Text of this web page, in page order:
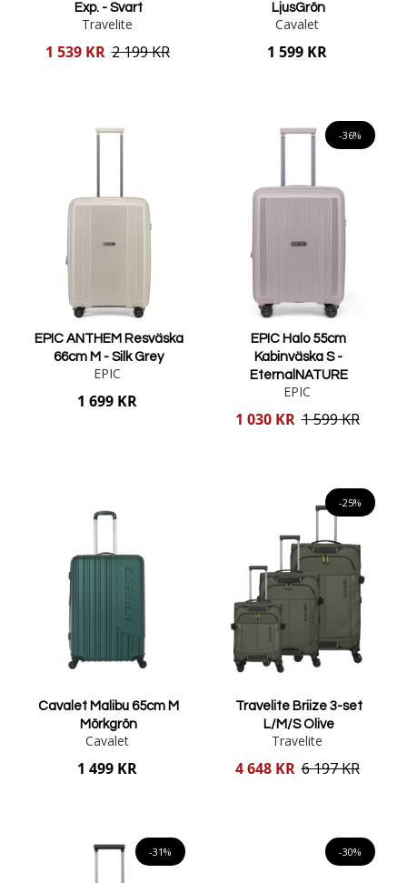
Exp. - Svart
Travelite
Reducerat
1 539 KR 2 199 KR
LjusGrön
Cavalet
1 599 KR
EPIC ANTHEM Resväska
66cm M - Silk Grey
EPIC
1 699 KR
-36%
EPIC Halo 55cm
Kabinväska S -
EternalNATURE
EPIC
Reducerat
1 030 KR 1 599 KR
Cavalet Malibu 65cm M
Mörkgrön
Cavalet
1 499 KR
-25%
Travelite Briize 3-set
L/M/S Olive
Travelite
Reducerat
4 648 KR 6 197 KR
-31% -30%